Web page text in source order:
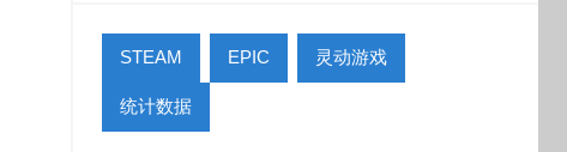
STEAM EPIC 灵动游戏
统计数据